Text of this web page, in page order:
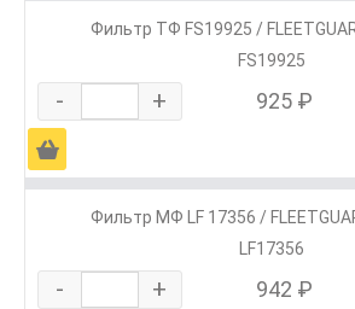
Фильтр ТФ FS19925 /
FS19925
- + 925 ₽
Ä
Фильтр МФ LF 17356 /
LF17356
- + 942 ₽